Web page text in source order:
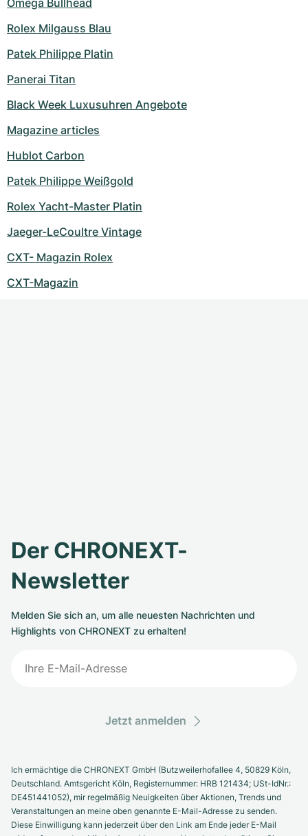
Omega Bullhead
Rolex Milgauss Blau
Patek Philippe Platin
Panerai Titan
Black Week Luxusuhren Angebote
Magazine articles
Hublot Carbon
Patek Philippe Weißgold
Rolex Yacht-Master Platin
Jaeger-LeCoultre Vintage
CXT- Magazin Rolex
CXT-Magazin
Der CHRONEXT-
Newsletter
Melden Sie sich an, um alle neuesten Nachrichten und
Highlights von CHRONEXT zu erhalten!
Jetzt anmelden
Ich ermächtige die CHRONEXT GmbH (Butzweilerhofallee 4, 50829 Köln,
Deutschland. Amtsgericht Köln, Registernummer: HRB 121434; USt-IdNr.:
DE451441052), mir regelmäßig Neuigkeiten über Aktionen, Trends und
Veranstaltungen an meine oben genannte E-Mail-Adresse zu senden.
Diese Einwilligung kann jederzeit über den Link am Ende jeder E-Mail